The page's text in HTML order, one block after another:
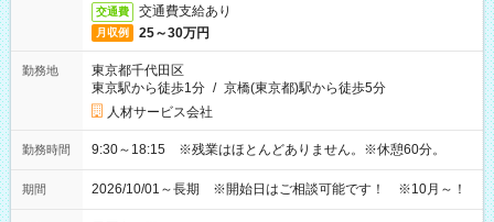
交通費 交通費支給あり
月収例 25～30万円
勤務地
東京都千代田区
東京駅から徒歩1分 / 京橋(東京都)駅から徒歩5分
人材サービス会社
勤務時間 9:30～18:15 ※残業はほとんどありません。※休憩60分。
期間 2026/10/01～長期 ※開始日はご相談可能です！ ※10月～！